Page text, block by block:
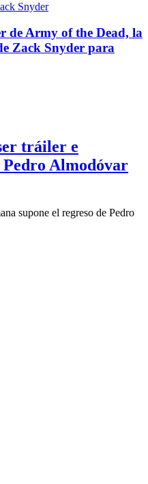
de Army of the Dead, la
Zack Snyder para
tráiler e
Pedro Almodóvar
supone el regreso de Pedro